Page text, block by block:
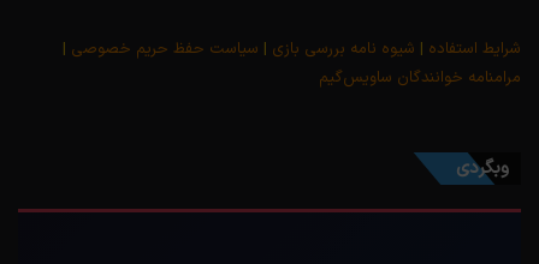
شرایط استفاده | شیوه نامه بررسی بازی | سیاست حفظ حریم خصوصی |
مرامنامه خوانندگان ساویس‌گیم
وبگردی